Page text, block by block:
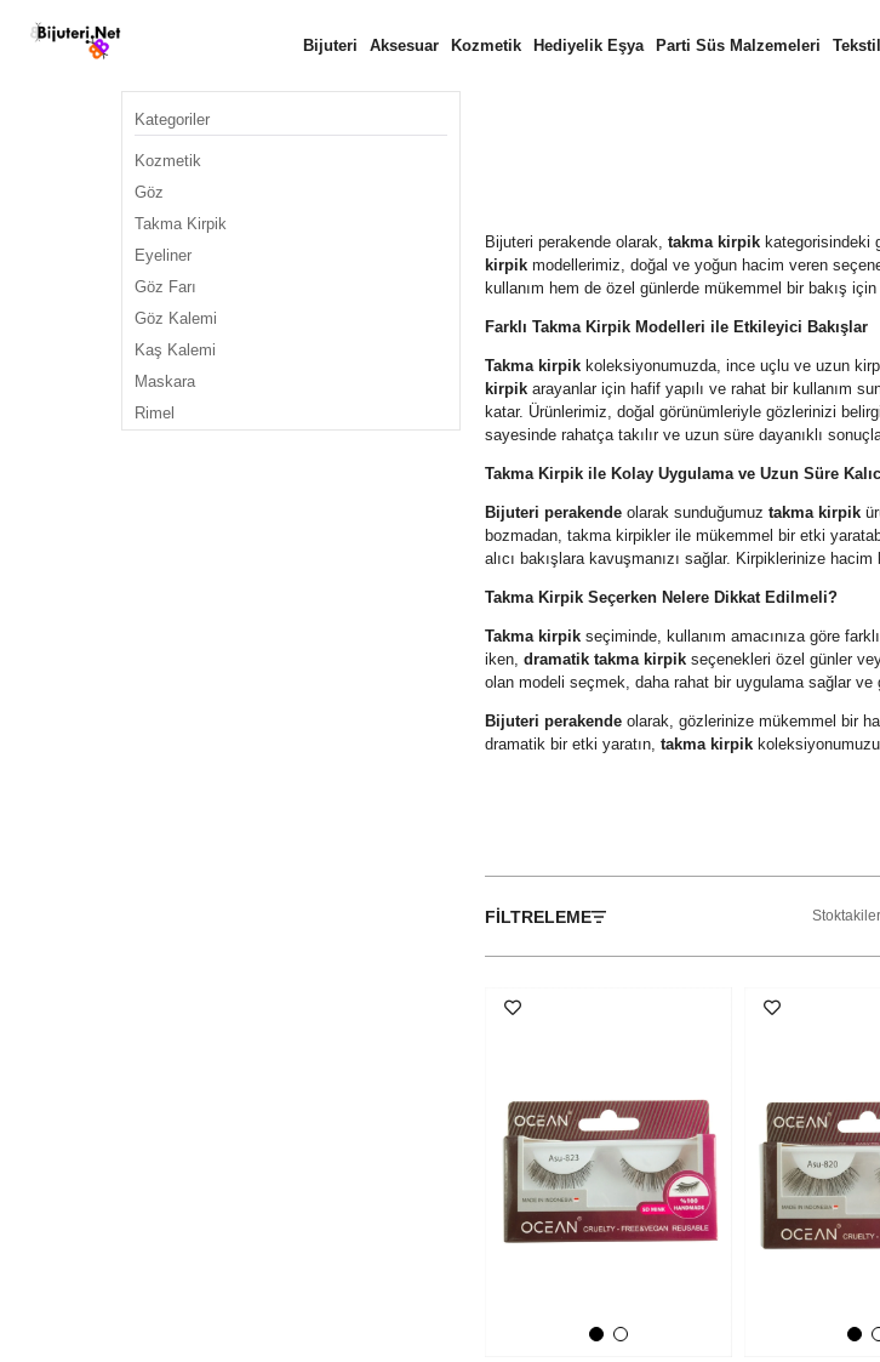
Bijuteri Aksesuar Kozmetik Hediyelik Eşya Parti Süs Malzemeleri Tekstil
Kategoriler
Kozmetik
Göz
Takma Kirpik
Eyeliner
Göz Farı
Göz Kalemi
Kaş Kalemi
Maskara
Rimel
Bijuteri perakende olarak, takma kirpik kategorisindeki
kirpik modellerimiz, doğal ve yoğun hacim veren
kullanım hem de özel günlerde mükemmel bir bakış için
Farklı Takma Kirpik Modelleri ile Etkileyici Bakışlar
Takma kirpik koleksiyonumuzda, ince uçlu ve uzun
kirpik arayanlar için hafif yapılı ve rahat bir kullanım
katar. Ürünlerimiz, doğal görünümleriyle gözlerinizi
sayesinde rahatça takılır ve uzun süre dayanıklı
Takma Kirpik ile Kolay Uygulama ve Uzun Süre
Bijuteri perakende olarak sunduğumuz takma kirpik
bozmadan, takma kirpikler ile mükemmel bir etki
alıcı bakışlara kavuşmanızı sağlar. Kirpiklerinize
Takma Kirpik Seçerken Nelere Dikkat Edilmeli?
Takma kirpik seçiminde, kullanım amacınıza göre
iken, dramatik takma kirpik seçenekleri özel günler
olan modeli seçmek, daha rahat bir uygulama sağlar ve
Bijuteri perakende olarak, gözlerinize mükemmel bir
dramatik bir etki yaratın, takma kirpik
FILTRELEME Stoktakiler